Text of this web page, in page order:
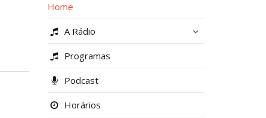
Home
A Rádio
Programas
Podcast
Horários